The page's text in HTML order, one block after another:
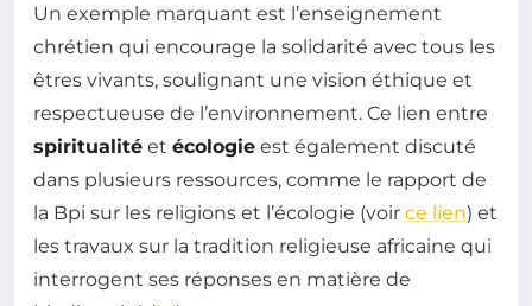
Un exemple marquant est l’enseignement
chrétien qui encourage la solidarité avec tous les
êtres vivants, soulignant une vision éthique et
respectueuse de l’environnement. Ce lien entre
spiritualité et écologie est également discuté
dans plusieurs ressources, comme le rapport de
la Bpi sur les religions et l’écologie (voir ce lien) et
les travaux sur la tradition religieuse africaine qui
interrogent ses réponses en matière de